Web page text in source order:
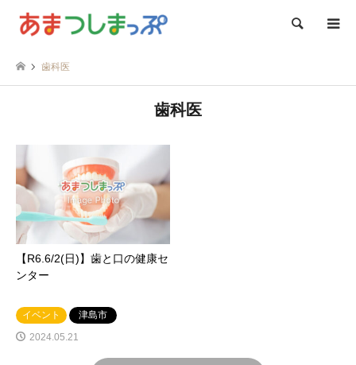
検索
歯科医
歯科医
【R6.6/2(日)】歯と口の健康セ
ンター
イベント
津島市
2024.05.21